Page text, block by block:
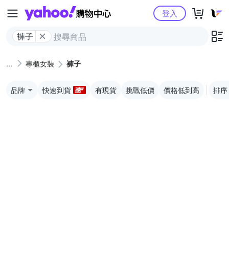
Yahoo購物中心
褲子
登入
專櫃女裝 褲子
品牌 快速到貨 有現貨 挑戰低價 價格低到高 排序